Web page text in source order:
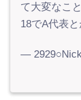
て大変なこ
18でA代表
—